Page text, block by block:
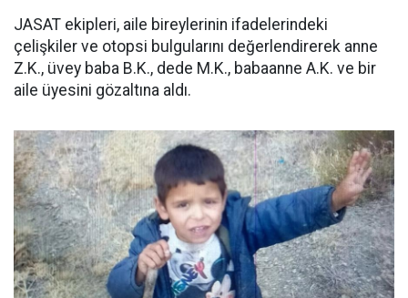
JASAT ekipleri, aile bireylerinin ifadelerindeki
çelişkiler ve otopsi bulgularını değerlendirerek anne
Z.K., üvey baba B.K., dede M.K., babaanne A.K. ve bir
aile üyesini gözaltına aldı.